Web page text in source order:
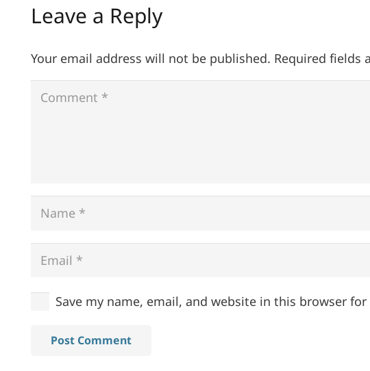
Leave a Reply
Your email address will not be published. Required fields
Save my name, email, and website in this browser
Post Comment